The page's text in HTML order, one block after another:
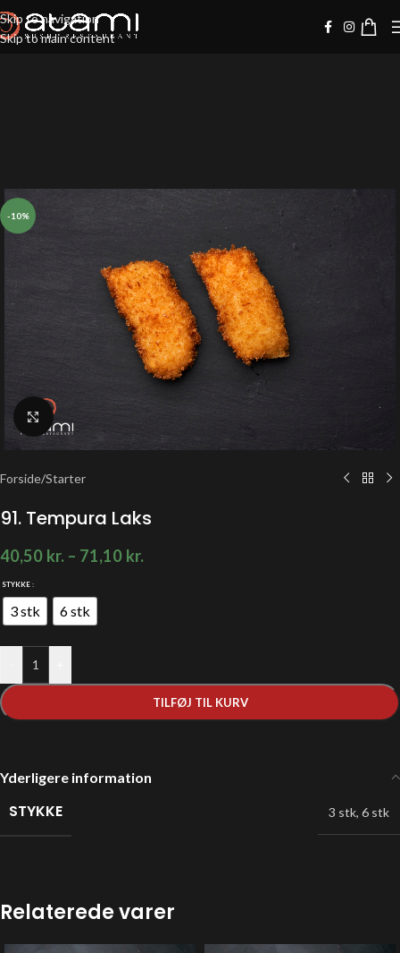
Skip to navigation
Skip to main content
-10%
Klik for at forstørre
Forside/Starter
91. Tempura Laks
40,50 kr. – 71,10 kr.
STYKKE
3 stk 6 stk
TILFØJ TIL KURV
Yderligere information
STYKKE 3 stk, 6 stk
Relaterede varer